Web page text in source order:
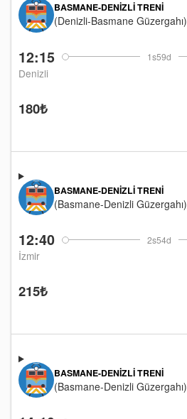
12:15 1s59d
Denizli
BASMANE-DENIZLI TRENI
(Denizli-Basmane Güzergahı)
180₺
12:40 2s54d
İzmir
BASMANE-DENIZLI TRENI
(Basmane-Denizli Güzergahı)
215₺
BASMANE-DENIZLI TRENI
(Basmane-Denizli Güzergahı)